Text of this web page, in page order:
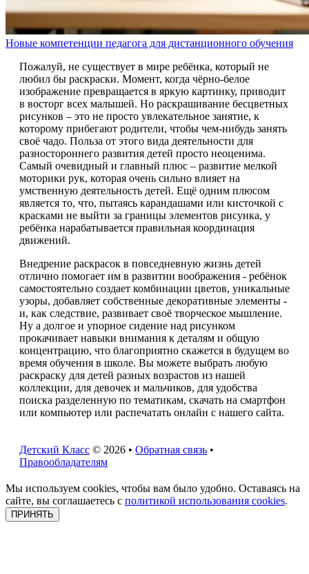
Новые компетенции педагога для дистанционного обучения
Пожалуй, не существует в мире ребёнка, который не
любил бы раскраски. Момент, когда чёрно-белое
изображение превращается в яркую картинку, приводит
в восторг всех малышей. Но раскрашивание бесцветных
рисунков – это не просто увлекательное занятие, к
которому прибегают родители, чтобы чем-нибудь занять
своё чадо. Польза от этого вида деятельности для
разностороннего развития детей просто неоценима.
Самый очевидный и главный плюс – развитие мелкой
моторики рук, которая очень сильно влияет на
умственную деятельность детей. Ещё одним плюсом
является то, что, пытаясь карандашами или кисточкой с
красками не выйти за границы элементов рисунка, у
ребёнка нарабатывается правильная координация
движений.
Внедрение раскрасок в повседневную жизнь детей
отлично помогает им в развитии воображения - ребёнок
самостоятельно создает комбинации цветов, уникальные
узоры, добавляет собственные декоративные элементы -
и, как следствие, развивает своё творческое мышление.
Ну а долгое и упорное сидение над рисунком
прокачивает навыки внимания к деталям и общую
концентрацию, что благоприятно скажется в будущем во
время обучения в школе. Вы можете выбрать любую
раскраску для детей разных возрастов из нашей
коллекции, для девочек и мальчиков, для удобства
поиска разделенную по тематикам, скачать на смартфон
или компьютер или распечатать онлайн с нашего сайта.
Детский Класс © 2026 • Обратная связь •
Правообладателям
Мы используем cookies, чтобы вам было удобно. Оставаясь на
сайте, вы соглашаетесь с политикой использования cookies.
ПРИНЯТЬ